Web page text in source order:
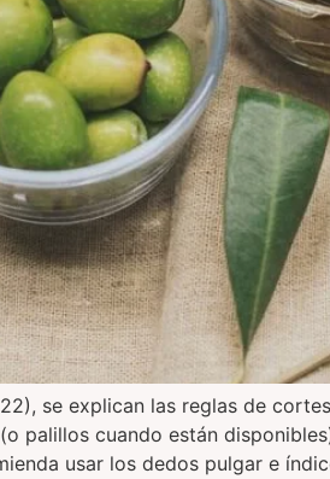
se explican las reglas de
palillos cuando están
usar los dedos pulgar e